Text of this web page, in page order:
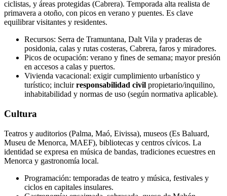
ciclistas, y áreas protegidas (Cabrera). Temporada alta realista de
primavera a otoño, con picos en verano y puentes. Es clave
equilibrar visitantes y residentes.
Recursos: Serra de Tramuntana, Dalt Vila y praderas de
posidonia, calas y rutas costeras, Cabrera, faros y miradores.
Picos de ocupación: verano y fines de semana; mayor presión
en accesos a calas y puertos.
Vivienda vacacional: exigir cumplimiento urbanístico y
turístico; incluirresponsabilidad civil propietario/inquilino,
inhabitabilidad y normas de uso (según normativa aplicable).
Cultura
Teatros y auditorios (Palma, Maó, Eivissa), museos (Es Baluard,
Museu de Menorca, MAEF), bibliotecas y centros cívicos. La
identidad se expresa en música de bandas, tradiciones ecuestres en
Menorca y gastronomía local.
Programación: temporadas de teatro y música, festivales y
ciclos en capitales insulares.